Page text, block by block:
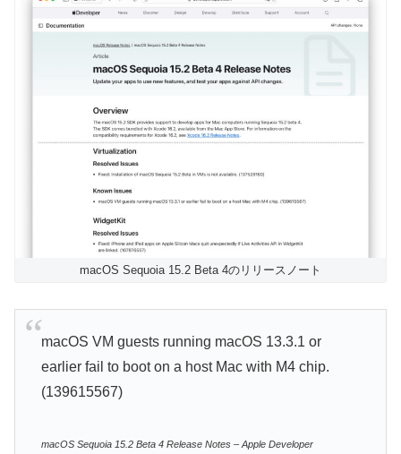
macOS Sequoia 15.2 Beta 4のリリースノート
macOS VM guests running macOS 13.3.1 or
earlier fail to boot on a host Mac with M4 chip.
(139615567)
macOS Sequoia 15.2 Beta 4 Release Notes – Apple Developer